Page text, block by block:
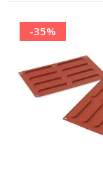
-35%